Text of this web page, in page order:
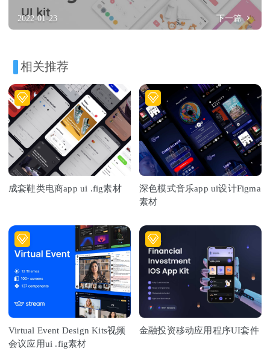
2022-01-23 下一篇
相关推荐
成套鞋类电商app ui .fig素材
深色模式音乐app ui设计Figma
素材
Virtual Event Design Kits视频
会议应用ui .fig素材
金融投资移动应用程序UI套件